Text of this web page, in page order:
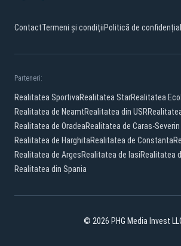
ContactTermeni și condițiiPolitică de
Parteneri:
Realitatea SportivaRealitatea StarRealitatea
Realitatea de NeamtRealitatea din USR
Realitatea de OradeaRealitatea de Caras-Severin
Realitatea de HarghitaRealitatea de Constanta
Realitatea de ArgesRealitatea de IasiRealitatea
Realitatea din Spania
© 2026 PHG Media Invest